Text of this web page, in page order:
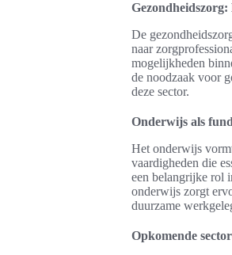
De
naar
mogelijkheden
de noodzaak voor
deze sector.
Onderwijs als
Het onderwijs
vaardigheden die
een belangrijke rol
onderwijs zorgt
duurzame
Opkomende